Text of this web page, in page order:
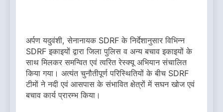
अर्पण यदुवंशी, सेनानायक SDRF के निर्देशानुसार विभिन्न
SDRF इकाइयों द्वारा जिला पुलिस व अन्य बचाव इकाइयों के
साथ मिलकर समन्वित एवं त्वरित रेस्क्यू अभियान संचालित
किया गया। अत्यंत चुनौतीपूर्ण परिस्थितियों के बीच SDRF
टीमों ने नदी एवं आसपास के संभावित क्षेत्रों में सघन खोज एवं
बचाव कार्य प्रारम्भ किया।